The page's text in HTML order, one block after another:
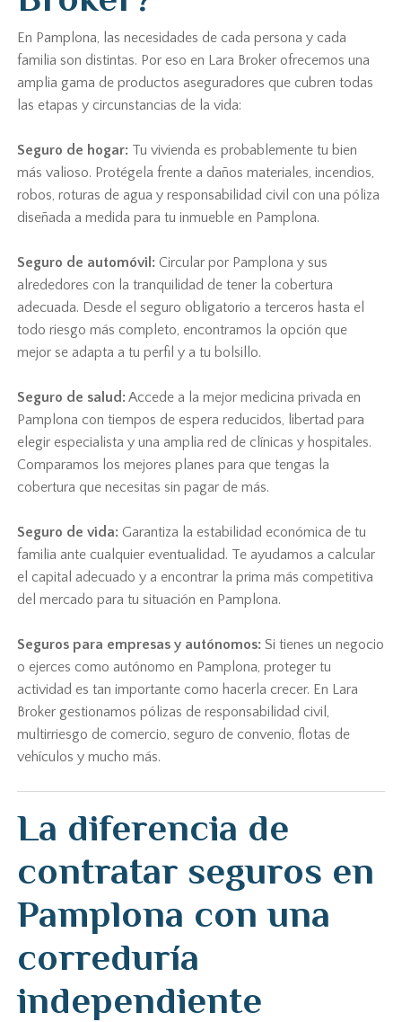
En Pamplona, las necesidades de cada persona y cada
familia son distintas. Por eso en Lara Broker ofrecemos una
amplia gama de productos aseguradores que cubren todas
las etapas y circunstancias de la vida:
Seguro de hogar: Tu vivienda es probablemente tu bien
más valioso. Protégela frente a daños materiales, incendios,
robos, roturas de agua y responsabilidad civil con una póliza
diseñada a medida para tu inmueble en Pamplona.
Seguro de automóvil: Circular por Pamplona y sus
alrededores con la tranquilidad de tener la cobertura
adecuada. Desde el seguro obligatorio a terceros hasta el
todo riesgo más completo, encontramos la opción que
mejor se adapta a tu perfil y a tu bolsillo.
Seguro de salud:Accede a la mejor medicina privada en
Pamplona con tiempos de espera reducidos, libertad para
elegir especialista y una amplia red de clínicas y hospitales.
Comparamos los mejores planes para que tengas la
cobertura que necesitas sin pagar de más.
Seguro de vida: Garantiza la estabilidad económica de tu
familia ante cualquier eventualidad. Te ayudamos a calcular
el capital adecuado y a encontrar la prima más competitiva
del mercado para tu situación en Pamplona.
Seguros para empresas y autónomos: Si tienes un negocio
o ejerces como autónomo en Pamplona, proteger tu
actividad es tan importante como hacerla crecer. En Lara
Broker gestionamos pólizas de responsabilidad civil,
multirriesgo de comercio, seguro de convenio, flotas de
vehículos y mucho más.
La diferencia de
contratar seguros en
Pamplona con una
correduría
independiente